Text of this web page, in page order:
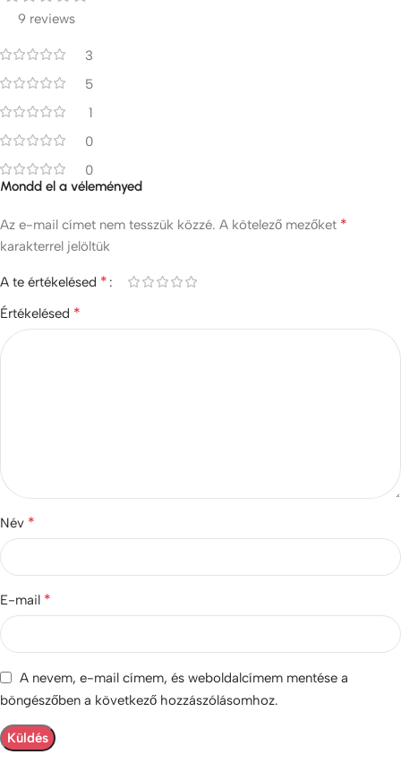
9 reviews
3
5
1
0
0
Mondd el a véleményed
Az e-mail címet nem tesszük közzé. A kötelező mezőket *
karakterrel jelöltük
A te értékelésed *
Értékelésed *
Név *
E-mail *
A nevem, e-mail címem, és weboldalcímem mentése a
böngészőben a következő hozzászólásomhoz.